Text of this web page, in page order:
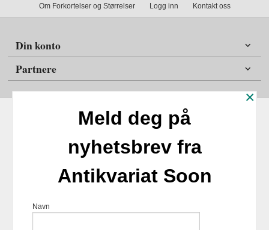
Om Forkortelser og Størrelser Logg inn Kontakt oss
Din konto
Partnere
Kjøpsbetingelser Sikkerhet og personvern
Nyhetsbrev
98254859- Foretaksregisteret 924817518
×
Meld deg på
nyhetsbrev fra
Antikvariat Soon
Navn